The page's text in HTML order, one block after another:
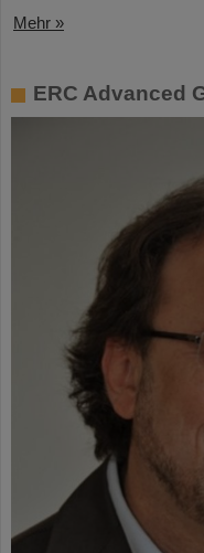
Mehr »
ERC Advanced